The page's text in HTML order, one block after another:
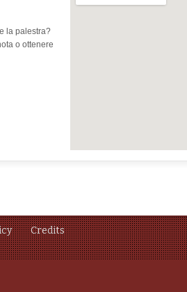
la palestra?
o ottenere
Credits